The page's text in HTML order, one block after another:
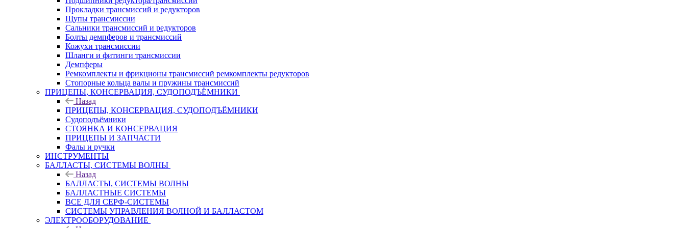
Прокладки трансмиссий и редукторов
Щупы трансмиссии
Сальники трансмиссий и редукторов
Болты демпферов и трансмиссий
Кожухи трансмиссии
Шланги и фитинги трансмиссии
Демпферы
Ремкомплекты и фрикционы трансмиссий ремкомплекты редукторов
Стопорные кольца валы и пружины трансмиссий
ПРИЦЕПЫ, КОНСЕРВАЦИЯ, СУДОПОДЪЁМНИКИ
Назад
ПРИЦЕПЫ, КОНСЕРВАЦИЯ, СУДОПОДЪЁМНИКИ
Судоподъёмники
СТОЯНКА И КОНСЕРВАЦИЯ
ПРИЦЕПЫ И ЗАПЧАСТИ
Фалы и ручки
ИНСТРУМЕНТЫ
БАЛЛАСТЫ, СИСТЕМЫ ВОЛНЫ
Назад
БАЛЛАСТЫ, СИСТЕМЫ ВОЛНЫ
БАЛЛАСТНЫЕ СИСТЕМЫ
ВСЕ ДЛЯ СЕРФ-СИСТЕМЫ
СИСТЕМЫ УПРАВЛЕНИЯ ВОЛНОЙ И БАЛЛАСТОМ
ЭЛЕКТРООБОРУДОВАНИЕ